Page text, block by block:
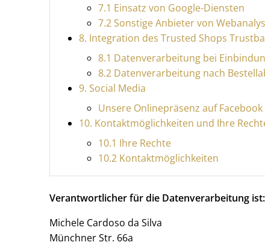
7.1 Einsatz von Google-Diensten
7.2 Sonstige Anbieter von
8. Integration des Trusted Shops
8.1 Datenverarbeitung bei
8.2 Datenverarbeitung nach
9. Social Media
Unsere Onlinepräsenz auf
10. Kontaktmöglichkeiten und Ihre
10.1 Ihre Rechte
10.2 Kontaktmöglichkeiten
Verantwortlicher für die Datenverarbeitung ist:
Michele Cardoso da Silva
Münchner Str. 66a